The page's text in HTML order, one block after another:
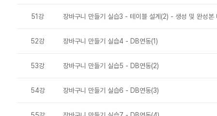
51강 장바구니 만들기 실습3 - 테이블 설계(2) - 생성 및 완성본
52강 장바구니 만들기 실습4 - DB연동(1)
53강 장바구니 만들기 실습5 - DB연동(2)
54강 장바구니 만들기 실습6 - DB연동(3)